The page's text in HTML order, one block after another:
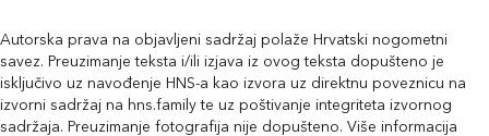
Autorska prava na objavljeni sadržaj polaže Hrvatski nogometni
savez. Preuzimanje teksta i/ili izjava iz ovog teksta dopušteno je
isključivo uz navođenje HNS-a kao izvora uz direktnu poveznicu na
izvorni sadržaj na hns.family te uz poštivanje integriteta izvornog
sadržaja. Preuzimanje fotografija nije dopušteno. Više informacija